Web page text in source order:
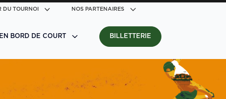
DU TOURNOI NOS PARTENAIRES
EN BORD DE COURT BILLETTERIE